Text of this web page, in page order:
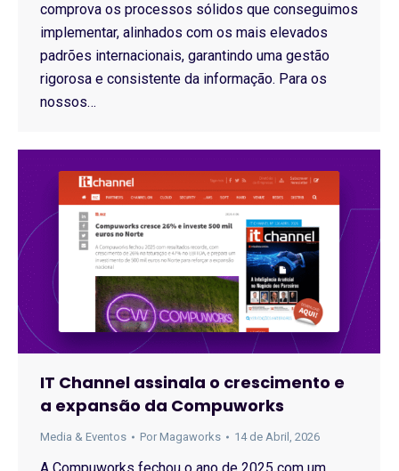
comprova os processos sólidos que conseguimos
implementar, alinhados com os mais elevados
padrões internacionais, garantindo uma gestão
rigorosa e consistente da informação. Para os
nossos…
IT Channel assinala o crescimento e
a expansão da Compuworks
Media & Eventos Por Magaworks 14 de Abril, 2026